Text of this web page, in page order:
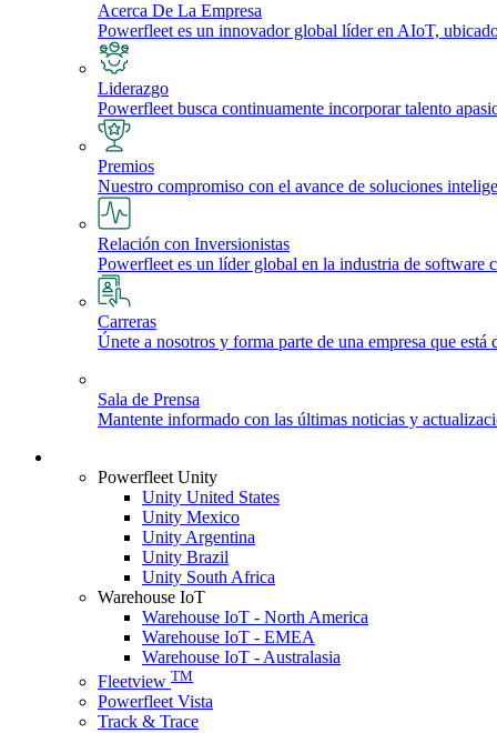
Acerca De La Empresa
Powerfleet es un innovador global líder en AIoT,
Liderazgo
Powerfleet busca continuamente incorporar talento
Premios
Nuestro compromiso con el avance de soluciones
Relación con Inversionistas
Powerfleet es un líder global en la industria de
Carreras
Únete a nosotros y forma parte de una empresa que
Sala de Prensa
Mantente informado con las últimas noticias y
Powerfleet Unity
Unity United States
Unity Mexico
Unity Argentina
Unity Brazil
Unity South Africa
Warehouse IoT
Warehouse IoT - North America
Warehouse IoT - EMEA
Warehouse IoT - Australasia
Fleetview TM
Powerfleet Vista
Track & Trace